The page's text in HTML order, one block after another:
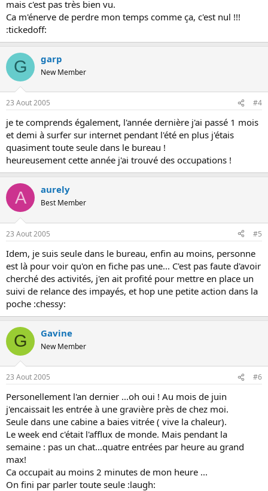
mais c'est pas très bien vu.
Ca m'énerve de perdre mon temps comme ça, c'est nul !!!
:tickedoff:
G garp
New Member
23 Aout 2005 #4
je te comprends également, l'année dernière j'ai passé 1 mois
et demi à surfer sur internet pendant l'été en plus j'étais
quasiment toute seule dans le bureau !
heureusement cette année j'ai trouvé des occupations !
A aurely
Best Member
23 Aout 2005 #5
Idem, je suis seule dans le bureau, enfin au moins, personne
est là pour voir qu'on en fiche pas une... C'est pas faute d'avoir
cherché des activités, j'en ait profité pour mettre en place un
suivi de relance des impayés, et hop une petite action dans la
poche :chessy:
G Gavine
New Member
23 Aout 2005 #6
Personellement l'an dernier ...oh oui ! Au mois de juin
j'encaissait les entrée à une gravière près de chez moi.
Seule dans une cabine a baies vitrée ( vive la chaleur).
Le week end c'était l'afflux de monde. Mais pendant la
semaine : pas un chat...quatre entrées par heure au grand
max!
Ca occupait au moins 2 minutes de mon heure ...
On fini par parler toute seule :laugh: